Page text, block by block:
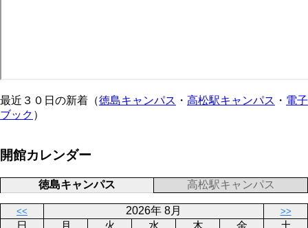
最近３０日の新着（徳島キャンパス ・ 高松駅キャンパス ・ 電子
ブック ）
開館カレンダー
徳島キャンパス 高松駅キャンパス
<< 2026年 8月 >>
日 月 火 水 木 金
土